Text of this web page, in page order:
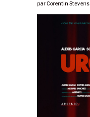
parCorentin Stevens